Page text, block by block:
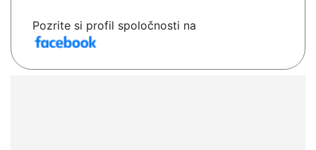
Pozrite si profil spoločnosti na